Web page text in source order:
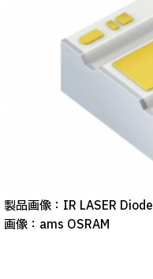
製品画像：IR LASER Diode
画像：ams OSRAM